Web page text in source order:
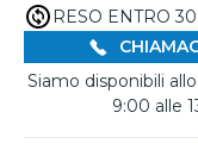
RESO ENTRO
Siamo disponibili allo
9:00 alle